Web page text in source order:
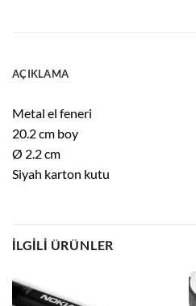
AÇIKLAMA
Metal el feneri
20.2 cm boy
Ø 2.2 cm
Siyah karton kutu
İLGILI ÜRÜNLER